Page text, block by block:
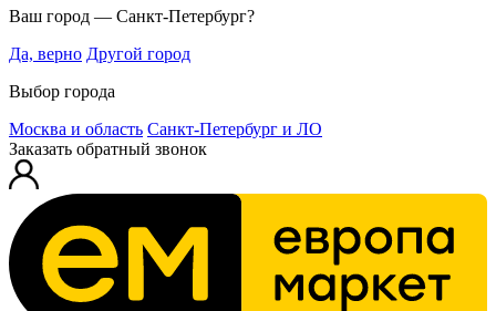
Ваш город — Санкт-Петербург?
Да, верно Другой город
Выбор города
Москва и область Санкт-Петербург и ЛО
Заказать обратный звонок